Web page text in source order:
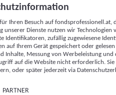
Messung von Werbeleistung
sowie Zielgruppenforschung.
Online-Kennungen (z. B. login-
Kennungen,
zusammen mit anderen
Browserinformationen,
Technologien usw.) auf
dort ausgelesen werden, um es
es eine App oder einer Webseite
mehrere der hier aufgeführten
Ihren Besuch auf
unserer Dienste nutzen wir Technologien
Identifikatoren, zufällig zugewiesene
auf Ihrem Gerät gespeichert oder
Inhalte, Messung von Werbeleistung
auf die Website nicht erforderlich.
oder später jederzeit via
PARTNER